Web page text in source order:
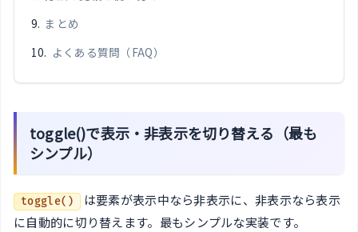
まとめ
よくある質問（FAQ）
toggle()で表示・非表示を切り替える（最も
シンプル）
toggle()
は要素が表示中なら非表示に、非表示なら表示
に自動的に切り替えます。最もシンプルな実装です。